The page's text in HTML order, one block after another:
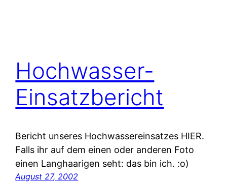
Hochwasser-
Einsatzbericht
Bericht unseres Hochwassereinsatzes HIER.
Falls ihr auf dem einen oder anderen Foto
einen Langhaarigen seht: das bin ich. :o)
August 27, 2002